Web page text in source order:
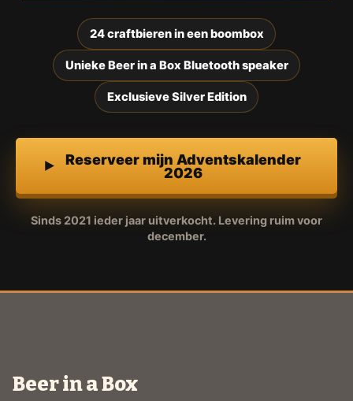
24 craftbieren in een boombox
Unieke Beer in a Box Bluetooth speaker
Exclusieve Silver Edition
Reserveer mijn Adventskalender
2026
Sinds 2021 ieder jaar uitverkocht. Levering ruim voor
december.
Beer in a Box